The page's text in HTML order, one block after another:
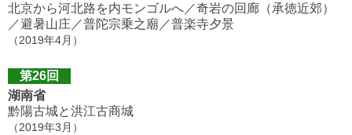
北京から河北路を内モンゴルへ／奇岩の回廊（承徳近郊）
／避暑山庄／普陀宗乗之廟／普楽寺夕景
（2019年4月）
第26回
湖南省
黔陽古城と洪江古商城
（2019年3月）